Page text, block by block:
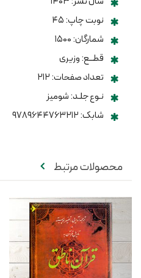
نوبت چاپ: ۴۵
شمارگان: ۱۵۰۰
قطــع: وزیری
تعداد صفحات: ۲۱۲
نـوع جلـد: شومیز
شابک: ۹۷۸۹۶۴۴۷۶۳۲۱۲
محصولات مرتبط